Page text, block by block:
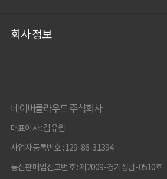
회사 정보
네이버클라우드 주식회사
대표이사 : 김유원
사업자등록번호 : 129-86-31394
통신판매업신고번호 : 제2009-경기성남-0510호